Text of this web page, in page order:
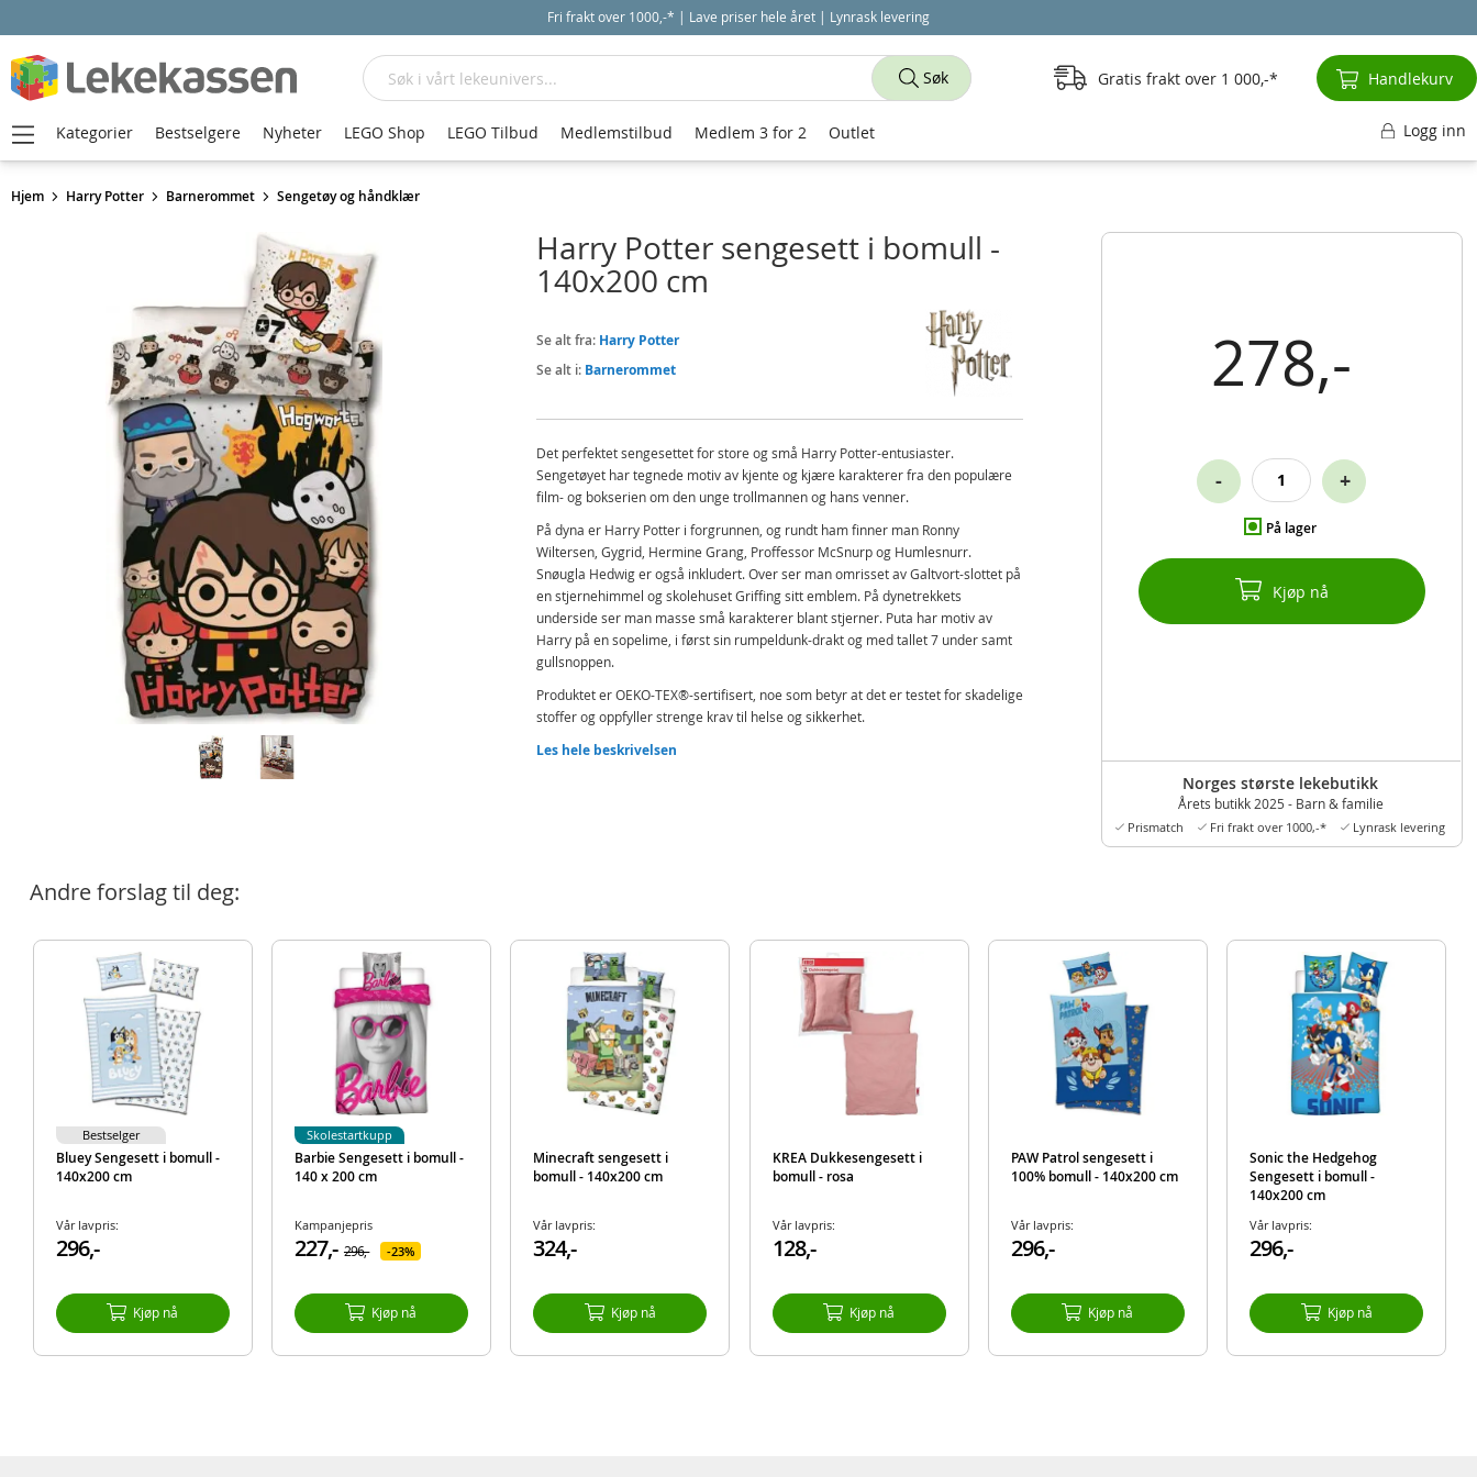
Fri frakt over 1000,-* | Lave priser hele året | Lynrask levering
Hjem Harry Potter Barnerommet Sengetøy og håndklær
278,-
På lager
- +
Kjøp nå
Norges største lekebutikk
Årets butikk 2025 - Barn & familie
Prismatch Fri frakt over 1000,-* Lynrask levering
Harry Potter sengesett i bomull -
140x200 cm
Se alt fra: Harry Potter
Se alt i: Barnerommet
Det perfektet sengesettet for store og små Harry Potter-entusiaster.
Sengetøyet har tegnede motiv av kjente og kjære karakterer fra den populære
film- og bokserien om den unge trollmannen og hans venner.
På dyna er Harry Potter i forgrunnen, og rundt ham finner man Ronny
Wiltersen, Gygrid, Hermine Grang, Proffessor McSnurp og Humlesnurr.
Snøugla Hedwig er også inkludert. Over ser man omrisset av Galtvort-slottet på
en stjernehimmel og skolehuset Griffing sitt emblem. På dynetrekkets
underside ser man masse små karakterer blant stjerner. Puta har motiv av
Harry på en sopelime, i først sin rumpeldunk-drakt og med tallet 7 under samt
gullsnoppen.
Produktet er OEKO-TEX®-sertifisert, noe som betyr at det er testet for skadelige
stoffer og oppfyller strenge krav til helse og sikkerhet.
Inneholder:
Produktdetaljer
Modell
5710756062508
Merke
Les hele beskrivelsen
Andre forslag til deg:
Bluey Sengesett i bomull -
140x200 cm
Vår lavpris:
296,-
Kjøp nå
Bestselger
Barbie Sengesett i bomull -
140 x 200 cm
Kampanjepris
227,- 296,- 23%
Kjøp nå
Skolestartkupp
Minecraft sengesett i
bomull - 140x200 cm
Vår lavpris:
324,-
Kjøp nå
KREA Dukkesengesett i
bomull - rosa
Vår lavpris:
128,-
Kjøp nå
PAW Patrol sengesett i
100% bomull - 140x200 cm
Vår lavpris:
296,-
Kjøp nå
Sonic the Hedgehog
Sengesett i bomull -
140x200 cm
Vår lavpris:
296,-
Kjøp nå
Søk
Søk Gratis frakt over 1 000,- Handlekurv
Kategorier Bestselgere Nyheter LEGO Shop LEGO Tilbud Medlemstilbud Medlem 3 for 2 Outlet Logg inn